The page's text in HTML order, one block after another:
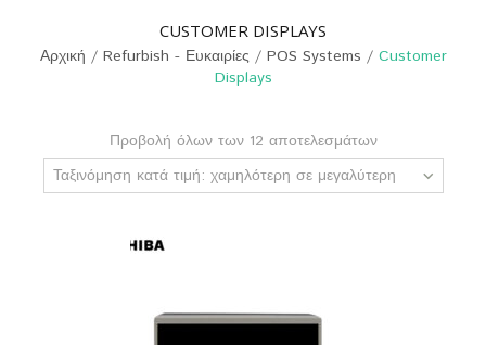
CUSTOMER DISPLAYS
Αρχική / Refurbish - Ευκαιρίες/ POS Systems / Customer
Displays
Προβολή όλων των 12 αποτελεσμάτων
Ταξινόμηση κατά τιμή: χαμηλότερη σε μεγαλύτερη